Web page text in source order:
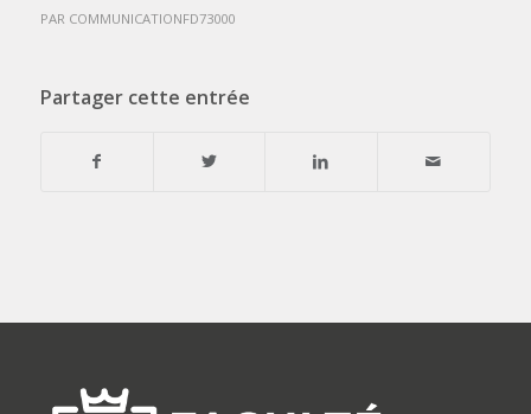
PAR COMMUNICATIONFD73000
Partager cette entrée